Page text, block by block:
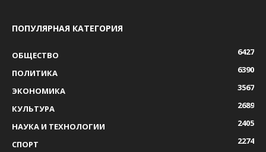
ПОПУЛЯРНАЯ КАТЕГОРИЯ
ОБЩЕСТВО
6427
ПОЛИТИКА
6390
ЭКОНОМИКА
3567
КУЛЬТУРА
2689
НАУКА И ТЕХНОЛОГИИ
2405
СПОРТ
2274